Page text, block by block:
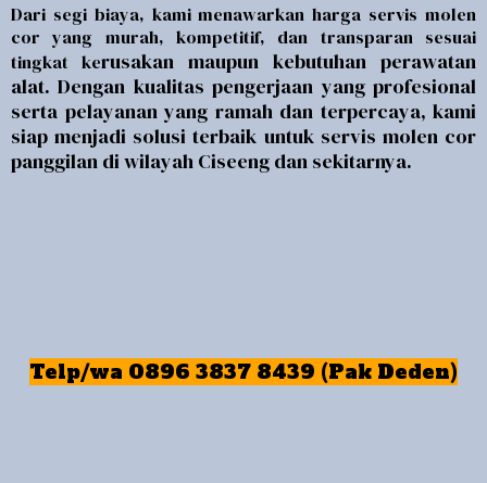
Dari segi biaya, kami menawarkan harga servis molen
cor yang murah, kompetitif, dan transparan sesuai
tingkat kerusakan maupun kebutuhan perawatan
alat. Dengan kualitas pengerjaan yang profesional
serta pelayanan yang ramah dan terpercaya, kami
siap menjadi solusi terbaik untuk servis molen cor
panggilan di wilayah Ciseeng dan sekitarnya.
Telp/wa 0896 3837 8439 (Pak Deden)